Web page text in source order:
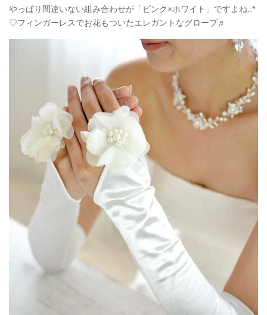
やっぱり間違いない組み合わせが「ピンク×ホワイト」ですよね.:*
♡フィンガーレスでお花もついたエレガントなグローブ♬